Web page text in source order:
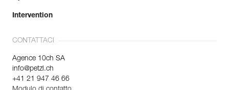
Intervention
CONTATTACI
Agence 10ch SA
info@petzl.ch
+41 21 947 46 66